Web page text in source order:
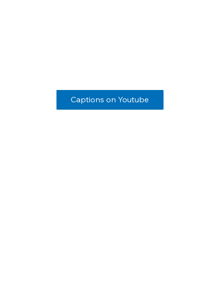
Captions on Youtube